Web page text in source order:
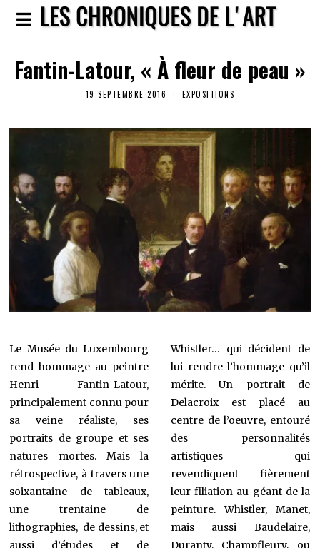
Fantin-Latour, « À fleur de peau »
19 SEPTEMBRE 2016 EXPOSITIONS
Le Musée du Luxembourg
rend hommage au peintre
Henri Fantin-Latour,
principalement connu pour
sa veine réaliste, ses
portraits de groupe et ses
natures mortes. Mais la
rétrospective, à travers une
soixantaine de tableaux,
une trentaine de
lithographies, de dessins, et
aussi d’études et de
Whistler… qui décident de
lui rendre l’hommage qu’il
mérite. Un portrait de
Delacroix est placé au
centre de l’oeuvre, entouré
des personnalités
artistiques qui
revendiquent fièrement
leur filiation au géant de la
peinture. Whistler, Manet,
mais aussi Baudelaire,
Duranty, Champfleury, ou